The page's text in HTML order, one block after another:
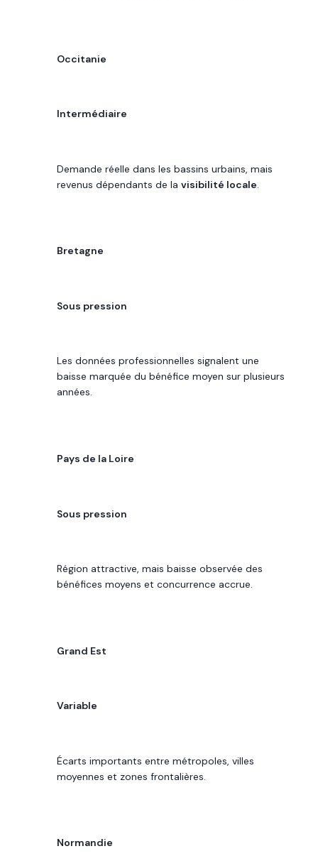
Occitanie
Intermédiaire
Demande réelle dans les bassins urbains, mais
revenus dépendants de la visibilité locale.
Bretagne
Sous pression
Les données professionnelles signalent une
baisse marquée du bénéfice moyen sur plusieurs
années.
Pays de la Loire
Sous pression
Région attractive, mais baisse observée des
bénéfices moyens et concurrence accrue.
Grand Est
Variable
Écarts importants entre métropoles, villes
moyennes et zones frontalières.
Normandie